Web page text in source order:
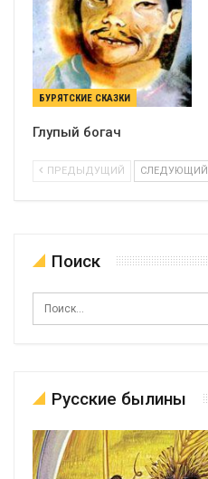
БУРЯТСКИЕ СКАЗКИ
Глупый богач
ПРЕДЫДУЩИЙ СЛЕДУЮЩИЙ
Поиск
Русские былины